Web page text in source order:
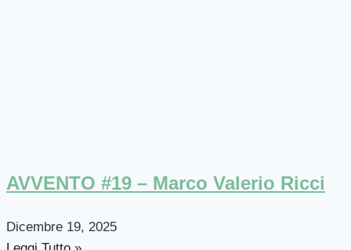
AVVENTO #19 – Marco Valerio Ricci
Dicembre 19, 2025